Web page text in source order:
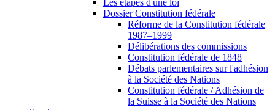
Les étapes d'une loi
Dossier Constitution fédérale
Réforme de la Constitution fédérale
1987–1999
Délibérations des commissions
Constitution fédérale de 1848
Débats parlementaires sur l'adhésion
à la Société des Nations
Constitution fédérale / Adhésion de
la Suisse à la Société des Nations